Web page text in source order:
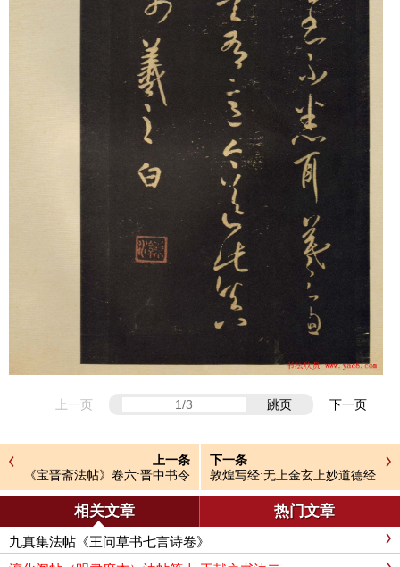
上一页 跳页 下一页
上一条
《宝晋斋法帖》卷六:晋中书令
王献之书
下一条
敦煌写经:无上金玄上妙道德经
残卷
相关文章 热门文章
九真集法帖《王问草书七言诗卷》